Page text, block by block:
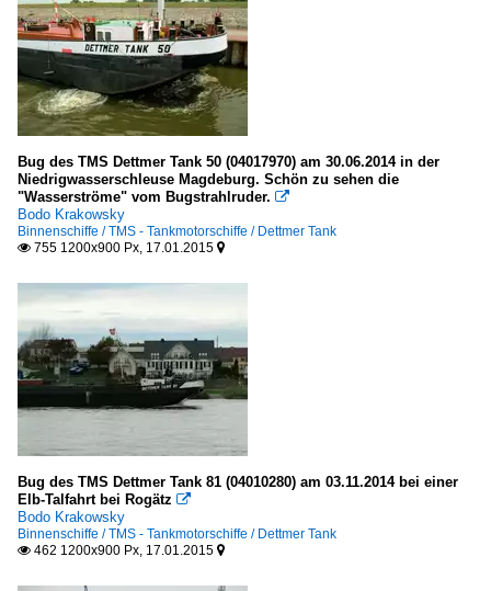
Bug des TMS Dettmer Tank 50 (04017970) am 30.06.2014 in der
Niedrigwasserschleuse Magdeburg. Schön zu sehen die
"Wasserströme" vom Bugstrahlruder. 
Bodo Krakowsky
Binnenschiffe / TMS - Tankmotorschiffe / Dettmer Tank
 755 1200x900 Px, 17.01.2015 
Bug des TMS Dettmer Tank 81 (04010280) am 03.11.2014 bei einer
Elb-Talfahrt bei Rogätz 
Bodo Krakowsky
Binnenschiffe / TMS - Tankmotorschiffe / Dettmer Tank
 462 1200x900 Px, 17.01.2015 